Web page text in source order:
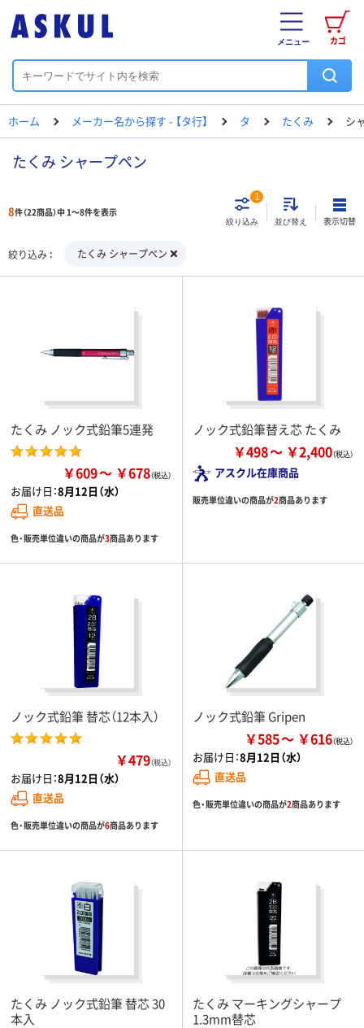
カゴ
メニュー
ホーム メーカー名から探す - 【タ行】 タ たくみ シ
たくみ シャープペン
8件（22商品）中 1～8件を表示
絞り込み
1
並び替え 表示切替
絞り込み たくみ シャープペン
たくみ ノック式鉛筆5連発
￥609 ￥678
お届け日：8月12日（水）
直送品
色・販売単位違いの商品が3商品あります
ノック式鉛筆替え芯 たくみ
￥498 ￥2,400
アスクル在庫商品
販売単位違いの商品が2商品あります
ノック式鉛筆 替芯（12本入）
￥479（税込）
お届け日：8月12日（水）
直送品
色・販売単位違いの商品が6商品あります
ノック式鉛筆 Gripen
￥585 ￥616
お届け日：8月12日（水）
直送品
色・販売単位違いの商品が2商品あります
たくみ ノック式鉛筆 替芯 30
本入
たくみ マーキングシャープ
1.3mm替芯